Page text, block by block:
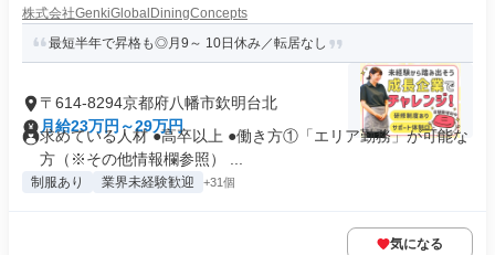
株式会社GenkiGlobalDiningConcepts
最短半年で昇格も◎月9～ 10日休み／転居なし
〒614-8294京都府八幡市欽明台北
月給23万円～29万円
求めている人材 ●高卒以上 ●働き方①「エリア勤務」が可能な
方（※その他情報欄参照） ...
制服あり 業界未経験歓迎 +31個
気になる